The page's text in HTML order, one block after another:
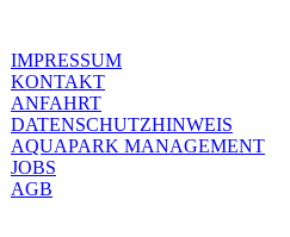
IMPRESSUM
KONTAKT
ANFAHRT
DATENSCHUTZHINWEIS
AQUAPARK MANAGEMENT
JOBS
AGB